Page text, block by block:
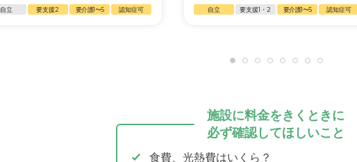
自立 要支援2 要介護1〜5 認知症可 自立 要支援1・2 要介護1〜5 認知症可
施設に料金をきくときに
必ず確認してほしいこと
食費、光熱費はいくら？